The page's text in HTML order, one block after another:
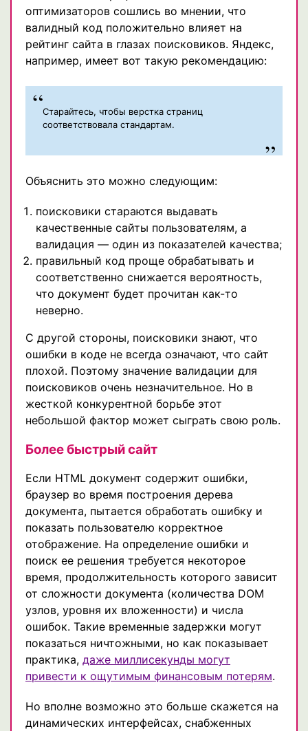
оптимизаторов сошлись во мнении, что
валидный код положительно влияет на
рейтинг сайта в глазах поисковиков. Яндекс,
например, имеет вот такую рекомендацию:
Старайтесь, чтобы верстка страниц
соответствовала стандартам.
Объяснить это можно следующим:
поисковики стараются выдавать
качественные сайты пользователям, а
валидация — один из показателей качества;
правильный код проще обрабатывать и
соответственно снижается вероятность,
что документ будет прочитан как-то
неверно.
С другой стороны, поисковики знают, что
ошибки в коде не всегда означают, что сайт
плохой. Поэтому значение валидации для
поисковиков очень незначительное. Но в
жесткой конкурентной борьбе этот
небольшой фактор может сыграть свою роль.
Более быстрый сайт
Если HTML документ содержит ошибки,
браузер во время построения дерева
документа, пытается обработать ошибку и
показать пользователю корректное
отображение. На определение ошибки и
поиск ее решения требуется некоторое
время, продолжительность которого зависит
от сложности документа (количества DOM
узлов, уровня их вложенности) и числа
ошибок. Такие временные задержки могут
показаться ничтожными, но как показывает
практика, даже миллисекунды могут
привести к ощутимым финансовым потерям.
Но вполне возможно это больше скажется на
динамических интерфейсах, снабженных